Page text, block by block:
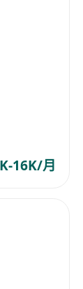
16K/月